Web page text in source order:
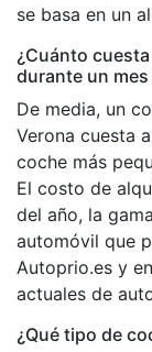
se basa en un
¿Cuánto
durante un mes
De media, un
Verona cuesta
coche más
El costo de
del año, la
automóvil que
Autoprio.es y
actuales de
¿Qué tipo de